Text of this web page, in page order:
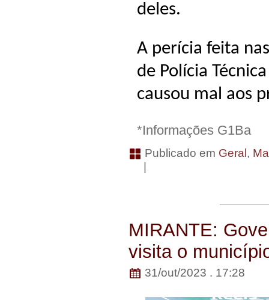
deles.
A perícia feita
de Polícia
causou mal aos
*Informações G1Ba
Publicado em Geral ,
MIRANTE:
visita o
31/out/2023 . 17:28